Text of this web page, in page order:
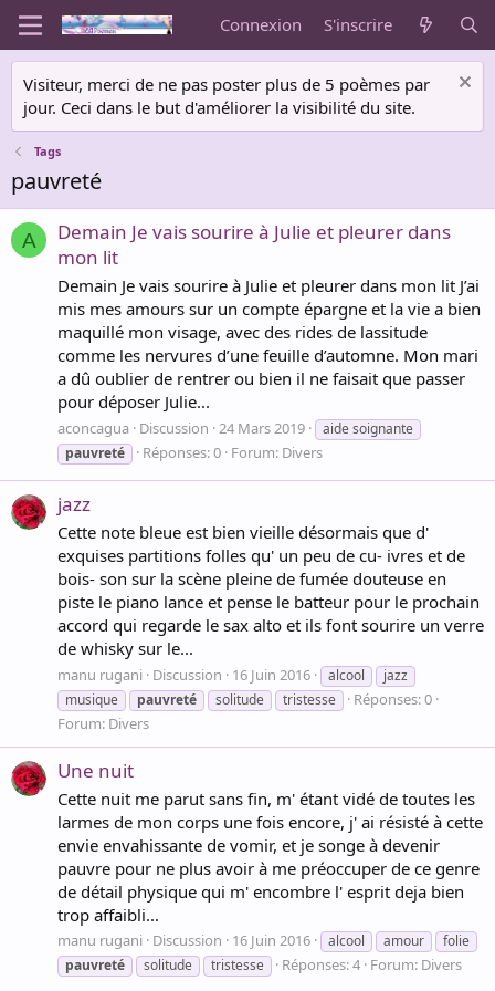
Connexion S'inscrire
Visiteur, merci de ne pas poster plus de 5 poèmes par
jour. Ceci dans le but d'améliorer la visibilité du site.
Tags
pauvreté
A
Demain Je vais sourire à Julie et pleurer dans
mon lit
Demain Je vais sourire à Julie et pleurer dans mon lit J’ai
mis mes amours sur un compte épargne et la vie a bien
maquillé mon visage, avec des rides de lassitude
comme les nervures d’une feuille d’automne. Mon mari
a dû oublier de rentrer ou bien il ne faisait que passer
pour déposer Julie...
aconcagua Discussion 24 Mars 2019
aide soignante
pauvreté
Réponses: 0 Forum: Divers
jazz
Cette note bleue est bien vieille désormais que d'
exquises partitions folles qu' un peu de cu- ivres et de
bois- son sur la scène pleine de fumée douteuse en
piste le piano lance et pense le batteur pour le prochain
accord qui regarde le sax alto et ils font sourire un verre
de whisky sur le...
manu rugani Discussion 16 Juin 2016 alcool
jazz
musique
pauvreté solitude tristesse
Réponses: 0
Forum: Divers
Une nuit
Cette nuit me parut sans fin, m' étant vidé de toutes les
larmes de mon corps une fois encore, j' ai résisté à cette
envie envahissante de vomir, et je songe à devenir
pauvre pour ne plus avoir à me préoccuper de ce genre
de détail physique qui m' encombre l' esprit deja bien
trop affaibli...
manu rugani Discussion 16 Juin 2016 alcool amour
folie
pauvreté
solitude tristesse Réponses: 4 Forum: Divers